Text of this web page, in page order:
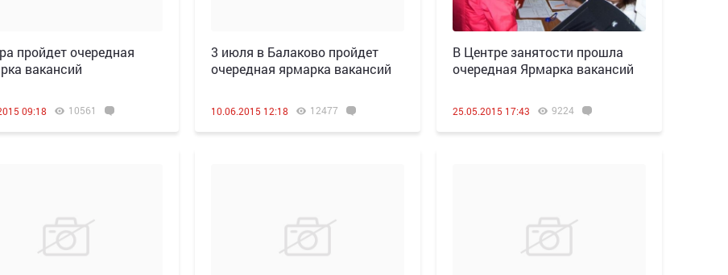
пройдет очередная
вакансий
09:18 10561
3 июля в Балаково пройдет
очередная ярмарка вакансий
10.06.2015 12:18 12477
В Центре занятости прошла
очередная Ярмарка вакансий
25.05.2015 17:43 9224